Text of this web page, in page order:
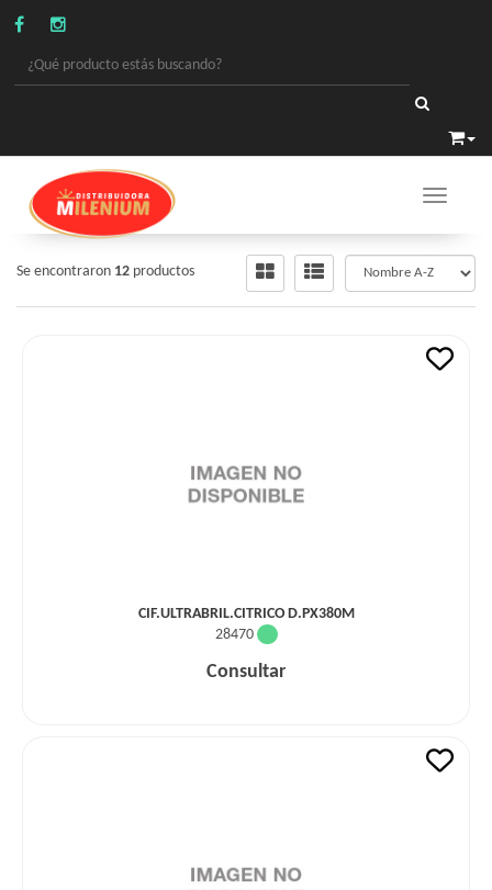
Toggle
LIMPIEZA
LIMPIADORES MULTIUSO
Se encontraron 12 productos
CIF.ULTRABRIL.CITRICO D.PX380M
28470
Consultar